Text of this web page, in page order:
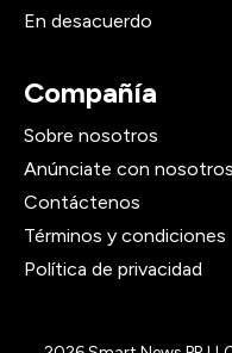
En desacuerdo
Compañía
Sobre nosotros
Anúnciate con nosotros
Contáctenos
Términos y condiciones
Política de privacidad